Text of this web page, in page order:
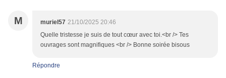
M muriel57 21/10/2025 20:46
Quelle tristesse je suis de tout cœur avec toi.<br /> Tes
ouvrages sont magnifiques <br /> Bonne soirée bisous
Répondre